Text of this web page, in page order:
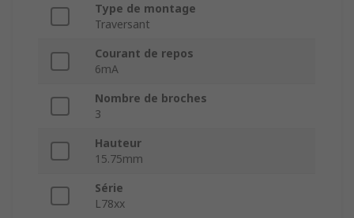
Type de montage
Traversant
Courant de repos
6mA
Nombre de broches
3
Hauteur
15.75mm
Série
L78xx